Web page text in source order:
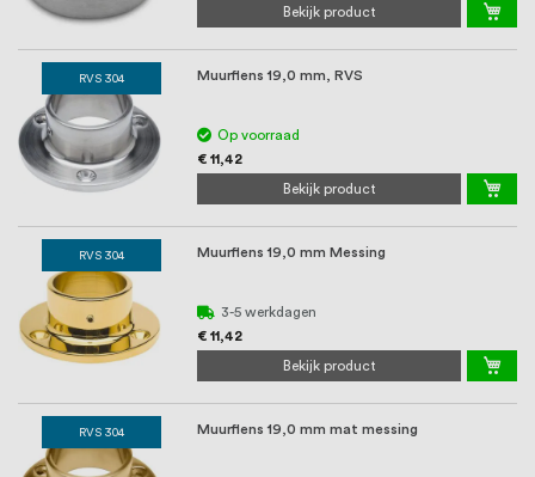
Bekijk product
RVS 304 Muurflens 19,0 mm, RVS
Op voorraad
€ 11,42
Bekijk product
RVS 304 Muurflens 19,0 mm Messing
3-5 werkdagen
€ 11,42
Bekijk product
RVS 304 Muurflens 19,0 mm mat messing